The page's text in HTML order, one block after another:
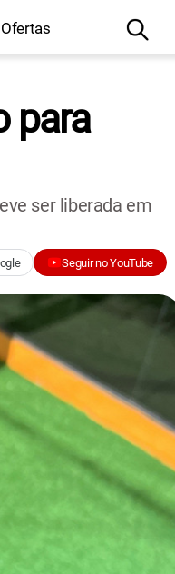
Ofertas
para
ser liberada em
Seguir no YouTube